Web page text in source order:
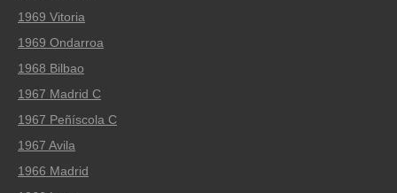
1969 Vitoria
1969 Ondarroa
1968 Bilbao
1967 Madrid C
1967 Peñíscola C
1967 Avila
1966 Madrid